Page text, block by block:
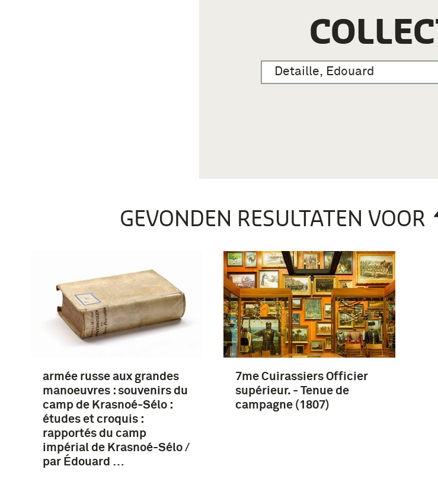
GEVONDEN RESULTATEN VOOR
armée russe aux grandes
manoeuvres : souvenirs du
camp de Krasnoé-Sélo :
études et croquis :
rapportés du camp
impérial de Krasnoé-Sélo /
par Édouard …
7me Cuirassiers Officier
supérieur. - Tenue de
campagne (1807)